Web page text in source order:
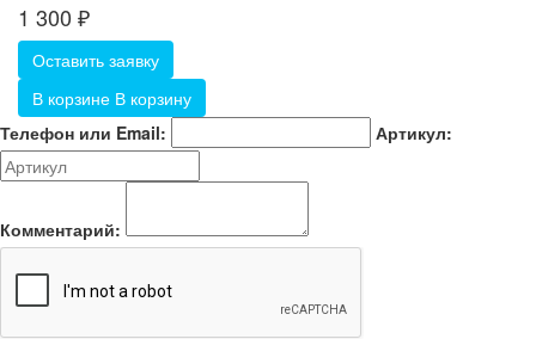
1 300 ₽
Оставить заявку
В корзине В корзину
Телефон или Email:
Артикул:
Комментарий: